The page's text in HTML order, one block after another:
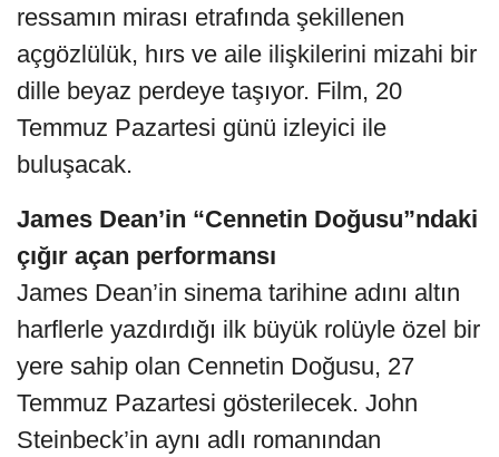
ressamın mirası etrafında şekillenen
açgözlülük, hırs ve aile ilişkilerini mizahi bir
dille beyaz perdeye taşıyor. Film, 20
Temmuz Pazartesi günü izleyici ile
buluşacak.
James Dean’in “Cennetin Doğusu”ndaki
çığır açan performansı
James Dean’in sinema tarihine adını altın
harflerle yazdırdığı ilk büyük rolüyle özel bir
yere sahip olan Cennetin Doğusu, 27
Temmuz Pazartesi gösterilecek. John
Steinbeck’in aynı adlı romanından